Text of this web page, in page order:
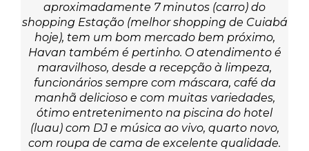
aproximadamente 7 minutos (carro) do
shopping Estação (melhor shopping de Cuiabá
hoje), tem um bom mercado bem próximo,
Havan também é pertinho. O atendimento é
maravilhoso, desde a recepção à limpeza,
funcionários sempre com máscara, café da
manhã delicioso e com muitas variedades,
ótimo entretenimento na piscina do hotel
(luau) com DJ e música ao vivo, quarto novo,
com roupa de cama de excelente qualidade.